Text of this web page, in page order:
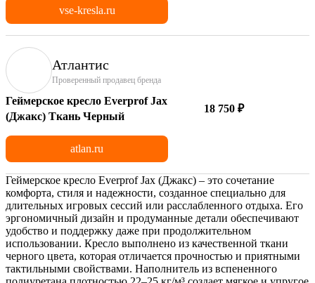
vse-kresla.ru
Атлантис
Проверенный продавец бренда
Геймерское кресло Everprof Jax
(Джакс) Ткань Черный
18 750 ₽
atlan.ru
Геймерское кресло Everprof Jax (Джакс) – это сочетание
комфорта, стиля и надежности, созданное специально для
длительных игровых сессий или расслабленного отдыха. Его
эргономичный дизайн и продуманные детали обеспечивают
удобство и поддержку даже при продолжительном
использовании. Кресло выполнено из качественной ткани
черного цвета, которая отличается прочностью и приятными
тактильными свойствами. Наполнитель из вспененного